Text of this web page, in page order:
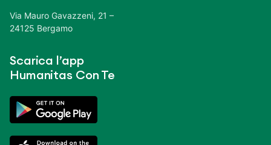
Via Mauro Gavazzeni, 21 –
24125 Bergamo
Scarica l’app
Humanitas Con Te